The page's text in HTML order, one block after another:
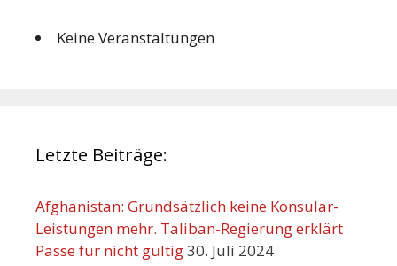
Keine Veranstaltungen
Letzte Beiträge:
Afghanistan: Grundsätzlich keine Konsular-
Leistungen mehr. Taliban-Regierung erklärt
Pässe für nicht gültig30. Juli 2024